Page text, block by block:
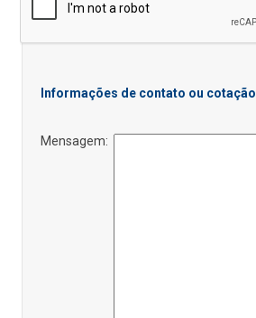
Informações de contato ou cotação
Mensagem: